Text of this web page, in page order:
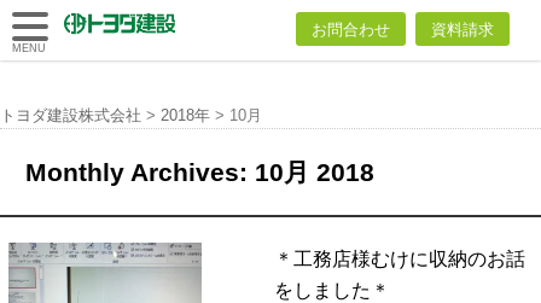
トヨダ建設
お問合わせ 資料請求
MENU
トヨダ建設株式会社 > 2018年 > 10月
Monthly Archives: 10月 2018
＊工務店様むけに収納のお話
をしました＊